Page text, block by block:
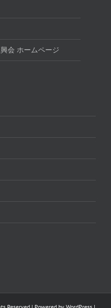
会 ホームページ